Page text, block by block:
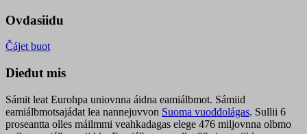
Ovdasiidu
Čájet buot
Dieđut mis
Sámit leat Eurohpa uniovnna áidna eamiálbmot. Sámiid
eamiálbmotsajádat lea nannejuvvon Suoma vuođđolágas. Sullii 6
proseantta olles máilmmi veahkadagas elege 476 miljovnna olbmo